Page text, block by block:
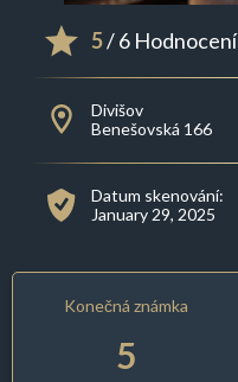
5/ 6 Hodnocení
Divišov
Benešovská 166
Datum skenování:
January 29, 2025
Konečná známka
5